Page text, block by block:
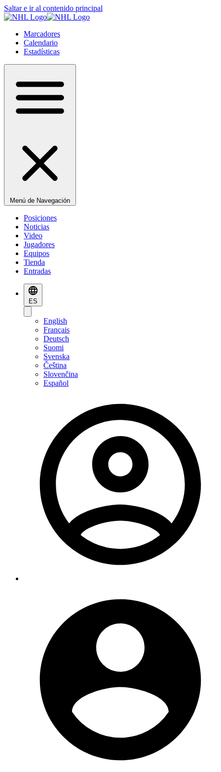
Saltar e ir al contenido principal
Marcadores
Calendario
Estadísticas
Menú de Navegación
Posiciones
Noticias
Video
Jugadores
Equipos
Tienda
Entradas
ES
English
Français
Deutsch
Suomi
Svenska
Čeština
Slovenčina
Español